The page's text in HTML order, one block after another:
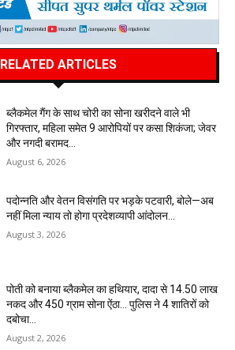
RELATED ARTICLES
ब्लैकमेल गैंग के साथ चोरी का सोना खरीदने वाले भी
गिरफ्तार, महिला समेत 9 आरोपियों पर कसा शिकंजा; जेवर
और नगदी बरामद…
August 6, 2026
पदोन्नति और वेतन विसंगति पर भड़के पटवारी, बोले—अब
नहीं मिला न्याय तो होगा प्रदेशव्यापी आंदोलन…
August 3, 2026
पोती को बनाया ब्लैकमेल का हथियार, दादा से 14.50 लाख
नकद और 450 ग्राम सोना ऐंठा… पुलिस ने 4 शातिरों को
दबोचा…
August 2, 2026